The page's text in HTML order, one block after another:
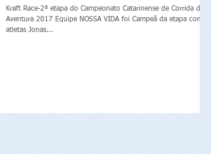
Kraft Race-2ª etapa do Campeonato Catarinense de Corrida de
Aventura 2017 Equipe NOSSA VIDA foi Campeã da etapa com os
atletas Jonas...